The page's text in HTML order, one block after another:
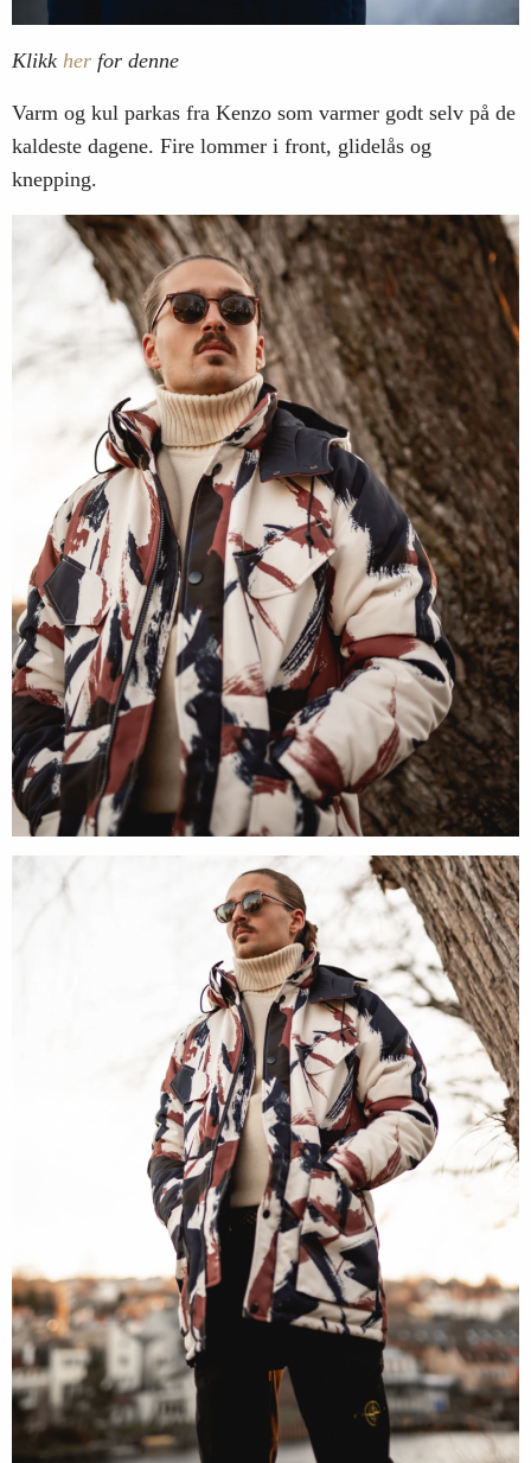
Klikk her for denne
Varm og kul parkas fra Kenzo som varmer godt selv på de
kaldeste dagene. Fire lommer i front, glidelås og
knepping.